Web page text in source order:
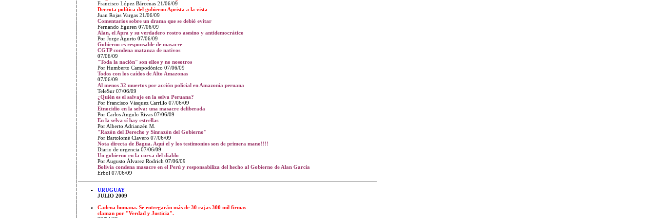
Francisco López Bárcenas 21/06/09
Derrota política del gobierno Aprista a la vista
Juan Rojas Vargas 21/06/09
Comentarios sobre un drama que se debió evitar
Fernando Eguren 07/06/09
Alan, el Apra y su verdadero rostro asesino y antidemocrático
Por Jorge Agurto 07/06/09
Gobierno es responsable de masacre
CGTP condena matanza de nativos
07/06/09
"Toda la nación" son ellos y no nosotros
Por Humberto Campodónico 07/06/09
Todos con los caídos de Alto Amazonas
07/06/09
Al menos 32 muertos por acción policial en Amazonia peruana
TeleSur 07/06/09
¿Quién es el salvaje en la selva Peruana?
Por Francisco Vásquez Carrillo 07/06/09
Etnocidio en la selva: una masacre deliberada
Por Carlos Angulo Rivas 07/06/09
En la selva sí hay estrellas
Por Alberto Adrianzén M.
"Razón del Derecho y Sinrazón del Gobierno"
Por Bartolomé Clavero 07/06/09
Nota directa de Bagua. Aquì el y los testimonios son de primera mano!!!!
Diario de urgencia 07/06/09
Un gobierno en la curva del diablo
Por Augusto Álvarez Rodrich 07/06/09
Bolivia condena masacre en el Perú y responsabiliza del hecho al Gobierno de Alan García
Erbol 07/06/09
URUGUAY
JULIO 2009
Cadena humana. Se entregarán más de 30 cajas 300 mil firmas
claman por "Verdad y Justicia".